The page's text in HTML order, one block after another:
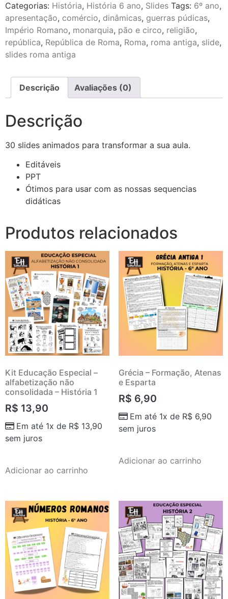
Categorias: História, História 6 ano, Slides Tags: 6º ano,
apresentação, comércio, dinâmicas, guerras púdicas,
Império Romano, monarquia, pão e circo, religião,
república, República de Roma, Roma, roma antiga, slide,
slides roma antiga
Descrição Avaliações (0)
Descrição
30 slides animados para transformar a sua aula.
Editáveis
PPT
Ótimos para usar com as nossas sequencias
didáticas
Produtos relacionados
Kit Educação Especial –
alfabetização não
consolidada – História 1
R$ 13,90
Em até 1x de R$ 13,90
sem juros
Adicionar ao carrinho
Grécia – Formação, Atenas
e Esparta
R$ 6,90
Em até 1x de R$6,90
sem juros
Adicionar ao carrinho